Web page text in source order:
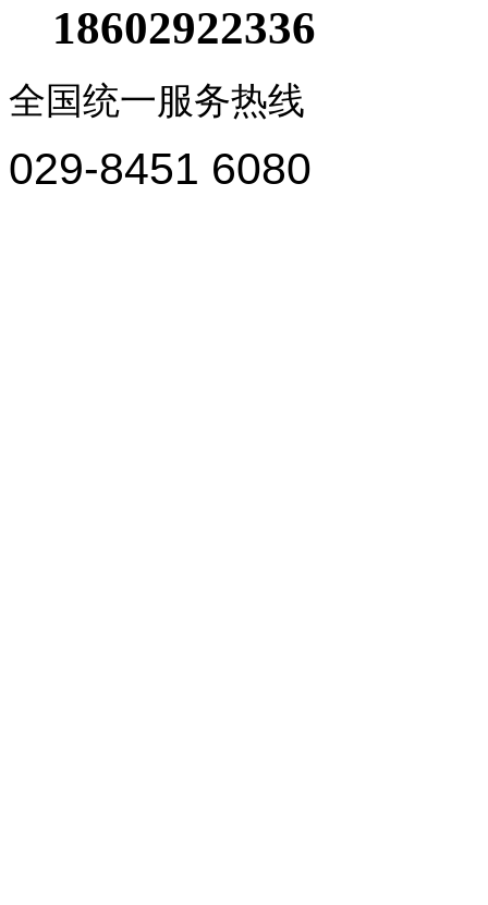
18602922336
全国统一服务热线
029-8451 6080